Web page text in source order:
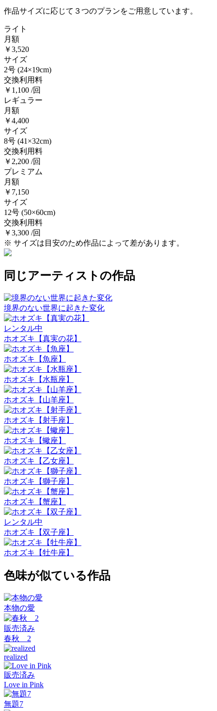
作品サイズに応じて３つのプランをご用意しています。
ライト
月額
￥3,520
サイズ
2号 (24×19cm)
交換利用料
￥1,100 /回
レギュラー
月額
￥4,400
サイズ
8号 (41×32cm)
交換利用料
￥2,200 /回
プレミアム
月額
￥7,150
サイズ
12号 (50×60cm)
交換利用料
￥3,300 /回
※ サイズは目安のため作品によって差があります。
同じアーティストの作品
境界のない世界に起きた変化
レンタル中
ホオズキ【真実の花】
ホオズキ【魚座】
ホオズキ【水瓶座】
ホオズキ【山羊座】
ホオズキ【射手座】
ホオズキ【蠍座】
ホオズキ【乙女座】
ホオズキ【獅子座】
ホオズキ【蟹座】
レンタル中
ホオズキ【双子座】
ホオズキ【牡牛座】
色味が似ている作品
本物の愛
販売済み
春秋 2
realized
販売済み
Love in Pink
無題7